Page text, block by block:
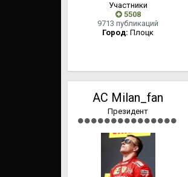
Участники
5508
9713 публикаций
Город: Плоцк
AC Milan_fan
Президент